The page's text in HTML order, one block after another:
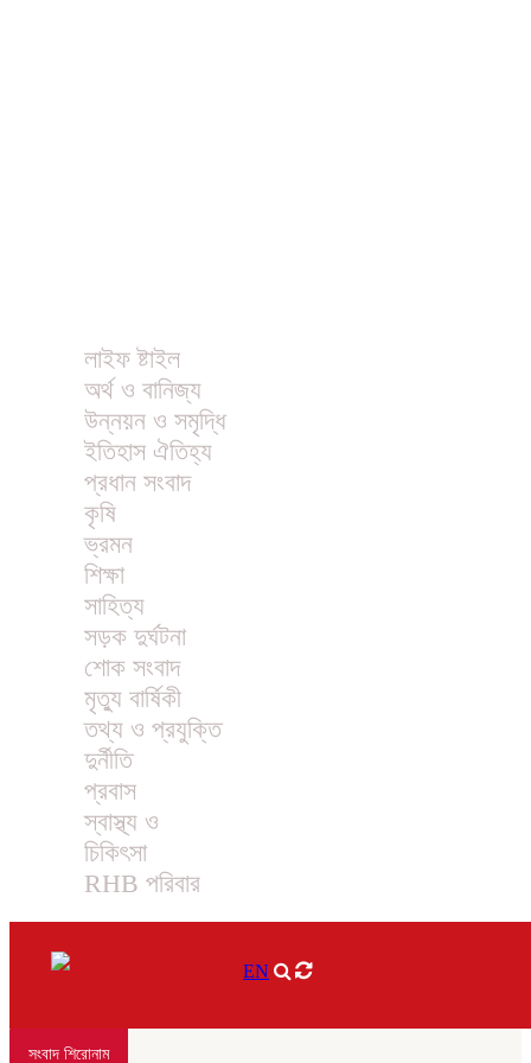
লাইফ ষ্টাইল
অর্থ ও বানিজ্য
উন্নয়ন ও সমৃদ্ধি
ইতিহাস ঐতিহ্য
প্রধান সংবাদ
কৃষি
ভ্রমন
শিক্ষা
সাহিত্য
সড়ক দুর্ঘটনা
শোক সংবাদ
মৃত্যু বার্ষিকী
তথ্য ও প্রযুক্তি
দুর্নীতি
প্রবাস
স্বাস্থ্য ও
চিকিৎসা
RHB পরিবার
EN
সংবাদ শিরোনাম